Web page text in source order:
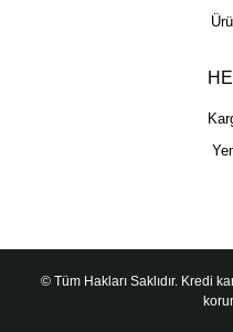
© Tüm Hakları Saklıdır. Kredi